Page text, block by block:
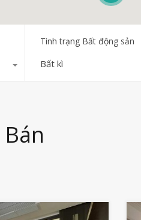
Tình trạng Bất động sản
Bất kì